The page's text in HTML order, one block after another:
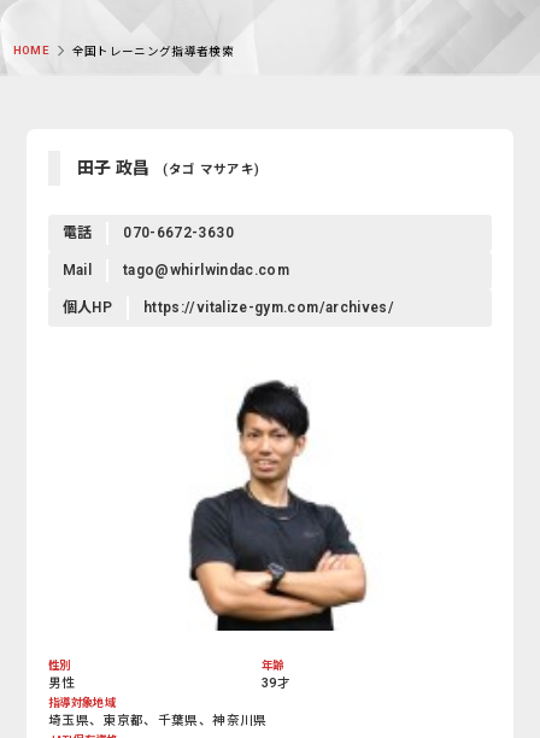
HOME 全国トレーニング指導者検索
田子 政昌 (タゴ マサアキ)
電話 070-6672-3630
Mail tago@whirlwindac.com
個人HP https://vitalize-gym.com/archives/
性別
男性
年齢
39才
指導対象地域
埼玉県、東京都、千葉県、神奈川県